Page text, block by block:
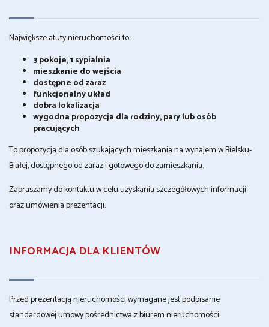
Największe atuty nieruchomości to:
3 pokoje, 1 sypialnia
mieszkanie do wejścia
dostępne od zaraz
funkcjonalny układ
dobra lokalizacja
wygodna propozycja dla rodziny, pary lub osób
pracujących
To propozycja dla osób szukających mieszkania na wynajem w Bielsku-
Białej, dostępnego od zaraz i gotowego do zamieszkania.
Zapraszamy do kontaktu w celu uzyskania szczegółowych informacji
oraz umówienia prezentacji.
INFORMACJA DLA KLIENTÓW
Przed prezentacją nieruchomości wymagane jest podpisanie
standardowej umowy pośrednictwa z biurem nieruchomości.